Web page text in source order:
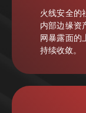
火线安全的
内部边缘资
网暴露面的
持续收敛。